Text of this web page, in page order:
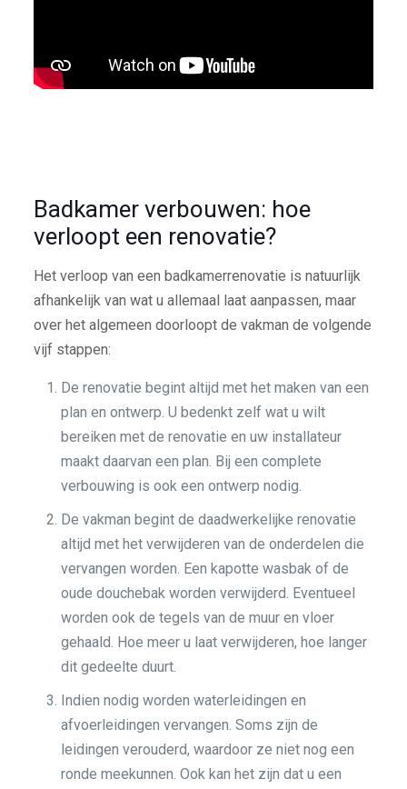
Badkamer verbouwen: hoe
verloopt een renovatie?
Het verloop van een badkamerrenovatie is natuurlijk
afhankelijk van wat u allemaal laat aanpassen, maar
over het algemeen doorloopt de vakman de volgende
vijf stappen:
De renovatie begint altijd met het maken van een
plan en ontwerp. U bedenkt zelf wat u wilt
bereiken met de renovatie en uw installateur
maakt daarvan een plan. Bij een complete
verbouwing is ook een ontwerp nodig.
De vakman begint de daadwerkelijke renovatie
altijd met het verwijderen van de onderdelen die
vervangen worden. Een kapotte wasbak of de
oude douchebak worden verwijderd. Eventueel
worden ook de tegels van de muur en vloer
gehaald. Hoe meer u laat verwijderen, hoe langer
dit gedeelte duurt.
Indien nodig worden waterleidingen en
afvoerleidingen vervangen. Soms zijn de
leidingen verouderd, waardoor ze niet nog een
ronde meekunnen. Ook kan het zijn dat u een